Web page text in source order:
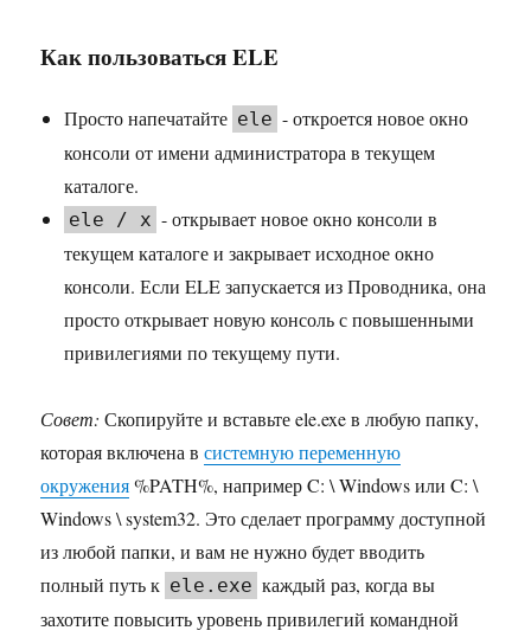
Как пользоваться ELE
Просто напечатайте ele - откроется новое окно
консоли от имени администратора в текущем
каталоге.
ele / x - открывает новое окно консоли в
текущем каталоге и закрывает исходное окно
консоли. Если ELE запускается из Проводника, она
просто открывает новую консоль с повышенными
привилегиями по текущему пути.
Совет: Скопируйте и вставьте ele.exe в любую папку,
которая включена всистемную переменную
окружения%PATH%, например C: \ Windows или C: \
Windows \ system32. Это сделает программу доступной
из любой папки, и вам не нужно будет вводить
полный путь к ele.exe каждый раз, когда вы
захотите повысить уровень привилегий командной